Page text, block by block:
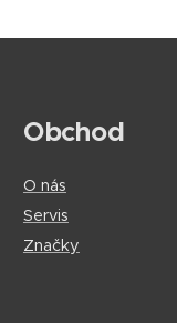
Obchod
O nás
Servis
Značky